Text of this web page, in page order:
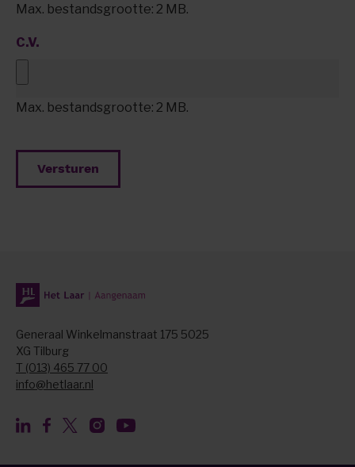
Max. bestandsgrootte: 2 MB.
C.V.
Max. bestandsgrootte: 2 MB.
Generaal Winkelmanstraat 175 5025
XG Tilburg
T (013) 465 77 00
info@hetlaar.nl